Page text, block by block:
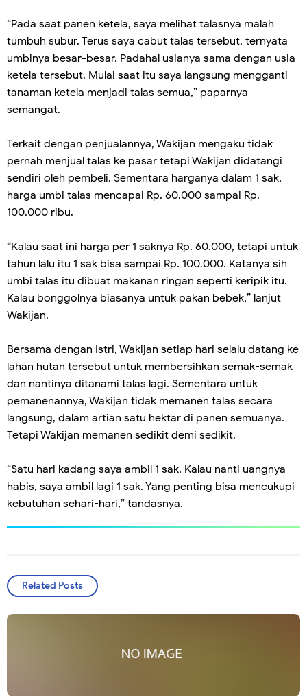
“Pada saat panen ketela, saya melihat talasnya malah
tumbuh subur. Terus saya cabut talas tersebut, ternyata
umbinya besar-besar. Padahal usianya sama dengan usia
ketela tersebut. Mulai saat itu saya langsung mengganti
tanaman ketela menjadi talas semua,” paparnya
semangat.
Terkait dengan penjualannya, Wakijan mengaku tidak
pernah menjual talas ke pasar tetapi Wakijan didatangi
sendiri oleh pembeli. Sementara harganya dalam 1 sak,
harga umbi talas mencapai Rp. 60.000 sampai Rp.
100.000 ribu.
“Kalau saat ini harga per 1 saknya Rp. 60.000, tetapi untuk
tahun lalu itu 1 sak bisa sampai Rp. 100.000. Katanya sih
umbi talas itu dibuat makanan ringan seperti keripik itu.
Kalau bonggolnya biasanya untuk pakan bebek,” lanjut
Wakijan.
Bersama dengan Istri, Wakijan setiap hari selalu datang ke
lahan hutan tersebut untuk membersihkan semak-semak
dan nantinya ditanami talas lagi. Sementara untuk
pemanenannya, Wakijan tidak memanen talas secara
langsung, dalam artian satu hektar di panen semuanya.
Tetapi Wakijan memanen sedikit demi sedikit.
“Satu hari kadang saya ambil 1 sak. Kalau nanti uangnya
habis, saya ambil lagi 1 sak. Yang penting bisa mencukupi
kebutuhan sehari-hari,” tandasnya.
Related Posts